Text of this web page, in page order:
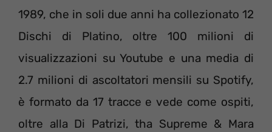
1989, che in soli due anni ha collezionato 12
Dischi di Platino, oltre 100 milioni di
visualizzazioni su Youtube e una media di
2.7 milioni di ascoltatori mensili su Spotify,
è formato da 17 tracce e vede come ospiti,
oltre alla Di Patrizi, tha Supreme & Mara